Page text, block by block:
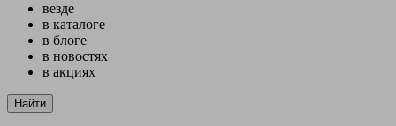
везде
в каталоге
в блоге
в новостях
в акциях
Найти